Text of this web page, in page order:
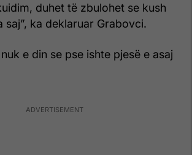
duhet të zbulohet se kush
saj”, ka deklaruar Grabovci.
e din se pse ishte pjesë e asaj